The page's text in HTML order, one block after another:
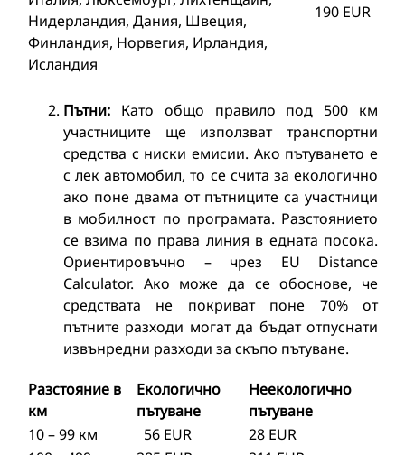
Нидерландия, Дания, Швеция,
Финландия, Норвегия, Ирландия,
Исландия
190 EUR
Пътни: Като общо правило под 500 км
участниците ще използват транспортни
средства с ниски емисии. Ако пътуването е
с лек автомобил, то се счита за екологично
ако поне двама от пътниците са участници
в мобилност по програмата. Разстоянието
се взима по права линия в едната посока.
Ориентировъчно – чрез EU Distance
Calculator. Ако може да се обоснове, че
средствата не покриват поне 70% от
пътните разходи могат да бъдат отпуснати
извънредни разходи за скъпо пътуване.
Разстояние в
км
Екологично
пътуване
Неекологично
пътуване
10 – 99 км
56 EUR
28 EUR